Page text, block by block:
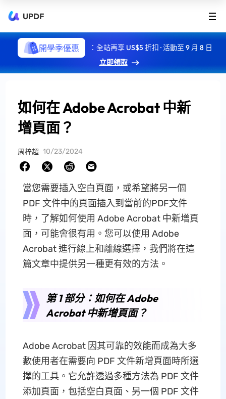
UPDF
開學季優惠
：全站再享 US$5 折扣 · 活動至 9 月 8 日
立即領取
如何在 Adob​​e Acrobat 中新
增頁面？
周梓超 10/23/2024
當您需要插入空白頁面，或希望將另一個
PDF 文件中的頁面插入到當前的PDF文件
時，了解如何使用 Adob​​e Acrobat 中新增頁
面，可能會很有用。您可以使用 Adob​​e
Acrobat 進行線上和離線選擇，我們將在這
篇文章中提供另一種更有效的方法。
第 1 部分：如何在 Adob​​e
Acrobat 中新增頁面？
Adobe Acrobat 因其可靠的效能而成為大多
數使用者在需要向 PDF 文件新增頁面時所選
擇的工具。它允許透過多種方法為 PDF 文件
添加頁面，包括空白頁面、另一個 PDF 文件